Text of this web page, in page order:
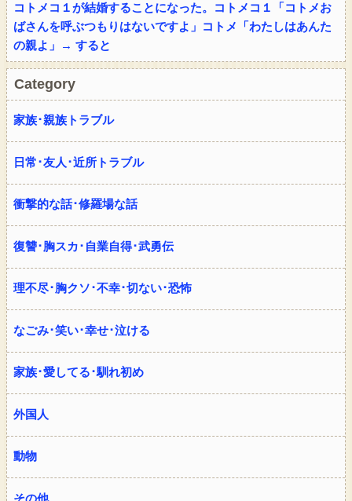
コトメコ１が結婚することになった。コトメコ１「コトメお
ばさんを呼ぶつもりはないですよ」コトメ「わたしはあんた
の親よ」→ すると
Category
家族･親族トラブル
日常･友人･近所トラブル
衝撃的な話･修羅場な話
復讐･胸スカ･自業自得･武勇伝
理不尽･胸クソ･不幸･切ない･恐怖
なごみ･笑い･幸せ･泣ける
家族･愛してる･馴れ初め
外国人
動物
その他